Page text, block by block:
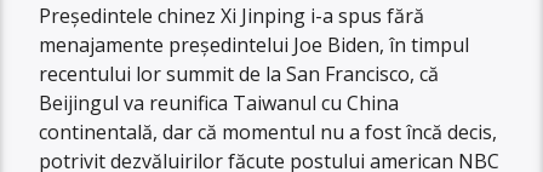
Președintele chinez Xi Jinping i-a spus fără
menajamente președintelui Joe Biden, în timpul
recentului lor summit de la San Francisco, că
Beijingul va reunifica Taiwanul cu China
continentală, dar că momentul nu a fost încă decis,
potrivit dezvăluirilor făcute postului american NBC